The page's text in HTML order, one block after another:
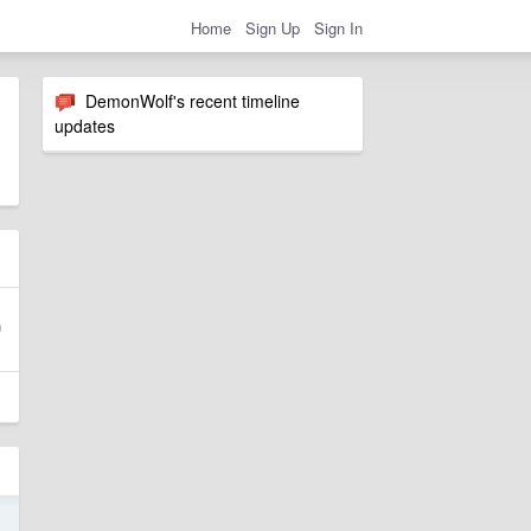
Home Sign Up Sign In
DemonWolf's recent timeline
updates